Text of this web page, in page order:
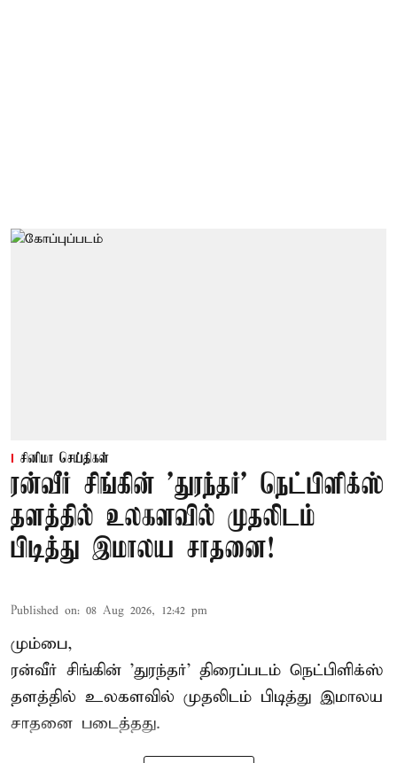
சினிமா செய்திகள்
ரன்வீர் சிங்கின் 'துரந்தர்' நெட்பிளிக்ஸ்
தளத்தில் உலகளவில் முதலிடம்
பிடித்து இமாலய சாதனை!
Published on: 08 Aug 2026, 12:42 pm
மும்பை,
ரன்வீர் சிங்கின் 'துரந்தர்' திரைப்படம் நெட்பிளிக்ஸ்
தளத்தில் உலகளவில் முதலிடம் பிடித்து இமாலய
சாதனை படைத்தது.